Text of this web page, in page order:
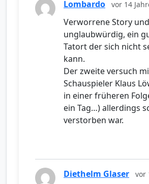
Lombardo vor 14
Verworrene Story
unglaubwürdig, ein
Tatort der sich nicht
kann.
Der zweite versuch
Schauspieler Klaus
in einer früheren
ein Tag…) allerdings
verstorben war.
Diethelm Glaser vor